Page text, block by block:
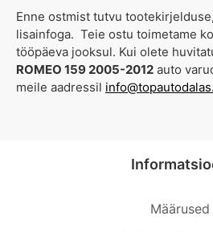
Enne ostmist tutvu
lisainfoga. Teie ostu toimetame
tööpäeva jooksul. Kui olete
ROMEO 159 2005-2012 auto
meile aadressil
Määrused